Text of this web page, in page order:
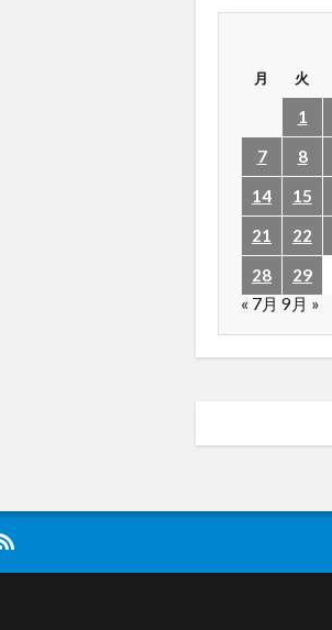
月 火
1
7
8
14
15
21
22
28
29
« 7月 9月 »